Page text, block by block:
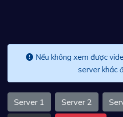
Nếu không xem được
server khác
Server 1 Server 2